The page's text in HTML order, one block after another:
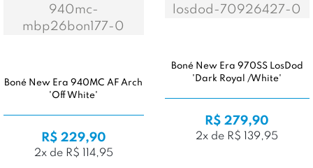
Boné New Era 940MC AF Arch
'Off White'
R$ 229,90
2x de R$ 114,95
Boné New Era 970SS LosDod
'Dark Royal /White'
R$ 279,90
2x de R$ 139,95